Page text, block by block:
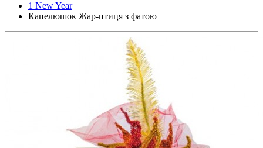
1 New Year
Капелюшок Жар-птиця з фатою